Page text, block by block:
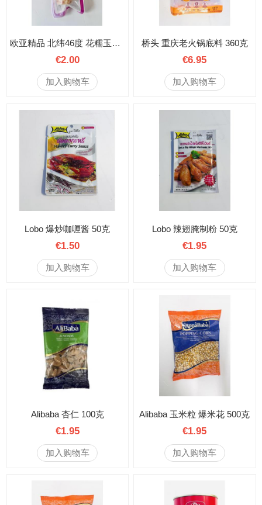
欧亚精品 北纬46度 花糯玉米 1根
€2.00
加入购物车
桥头 重庆老火锅底料 360克
€6.95
加入购物车
Lobo 爆炒咖喱酱 50克
€1.50
加入购物车
Lobo 辣翅腌制粉 50克
€1.95
加入购物车
Alibaba 杏仁 100克
€1.95
加入购物车
Alibaba 玉米粒 爆米花 500克
€1.95
加入购物车